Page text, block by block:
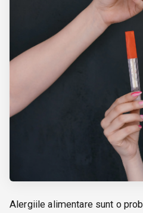
Alergiile alimentare sunt o